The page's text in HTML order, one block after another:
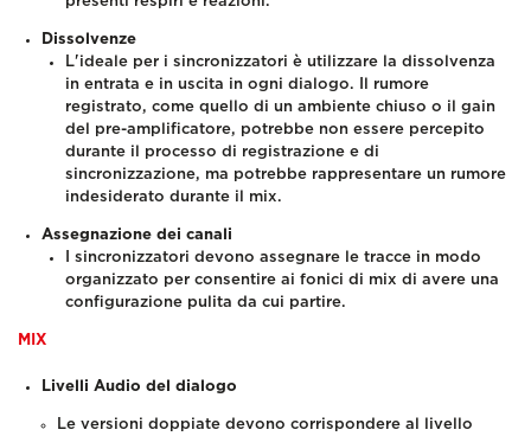
Dissolvenze
L'ideale per i sincronizzatori è utilizzare la dissolvenza
in entrata e in uscita in ogni dialogo. Il rumore
registrato, come quello di un ambiente chiuso o il gain
del pre-amplificatore, potrebbe non essere percepito
durante il processo di registrazione e di
sincronizzazione, ma potrebbe rappresentare un rumore
indesiderato durante il mix.
Assegnazione dei canali
I sincronizzatori devono assegnare le tracce in modo
organizzato per consentire ai fonici di mix di avere una
configurazione pulita da cui partire.
MIX
Livelli Audio del dialogo
Le versioni doppiate devono corrispondere al livello